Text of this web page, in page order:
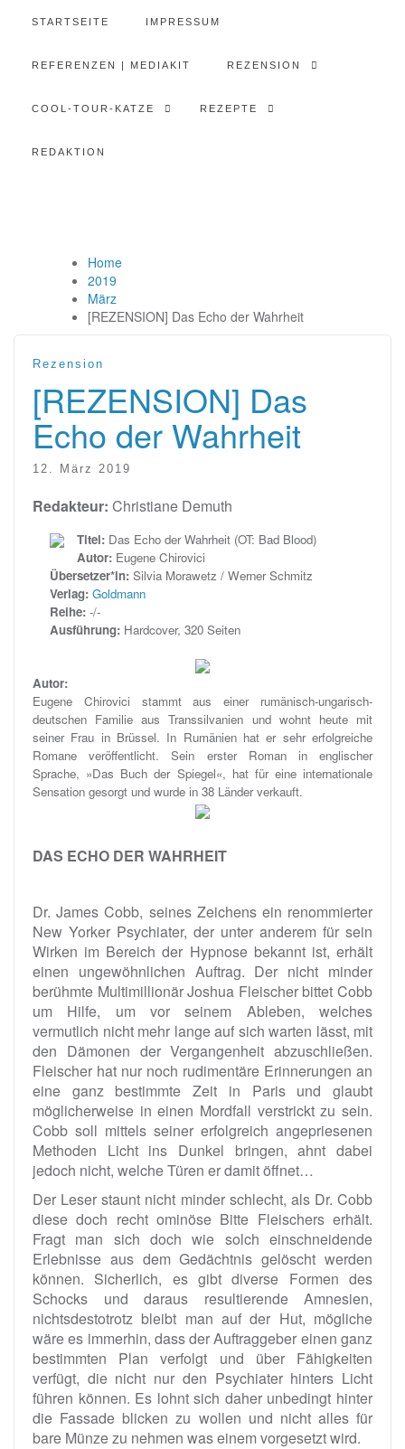
STARTSEITE IMPRESSUM
REFERENZEN | MEDIAKIT REZENSION
COOL-TOUR-KATZE REZEPTE
REDAKTION
Home
2019
März
[REZENSION] Das Echo der Wahrheit
Rezension
[REZENSION] Das
Echo der Wahrheit
12. März 2019
Redakteur: Christiane Demuth
Titel: Das Echo der Wahrheit (OT: Bad Blood)
Autor: Eugene Chirovici
Übersetzer*in: Silvia Morawetz / Werner Schmitz
Verlag: Goldmann
Reihe: -/-
Ausführung: Hardcover, 320 Seiten
Autor:
Eugene Chirovici stammt aus einer rumänisch-ungarisch-
deutschen Familie aus Transsilvanien und wohnt heute mit
seiner Frau in Brüssel. In Rumänien hat er sehr erfolgreiche
Romane veröffentlicht. Sein erster Roman in englischer
Sprache, »Das Buch der Spiegel«, hat für eine internationale
Sensation gesorgt und wurde in 38 Länder verkauft.
DAS ECHO DER WAHRHEIT
Dr. James Cobb, seines Zeichens ein renommierter
New Yorker Psychiater, der unter anderem für sein
Wirken im Bereich der Hypnose bekannt ist, erhält
einen ungewöhnlichen Auftrag. Der nicht minder
berühmte Multimillionär Joshua Fleischer bittet Cobb
um Hilfe, um vor seinem Ableben, welches
vermutlich nicht mehr lange auf sich warten lässt, mit
den Dämonen der Vergangenheit abzuschließen.
Fleischer hat nur noch rudimentäre Erinnerungen an
eine ganz bestimmte Zeit in Paris und glaubt
möglicherweise in einen Mordfall verstrickt zu sein.
Cobb soll mittels seiner erfolgreich angepriesenen
Methoden Licht ins Dunkel bringen, ahnt dabei
jedoch nicht, welche Türen er damit öffnet…
Der Leser staunt nicht minder schlecht, als Dr. Cobb
diese doch recht ominöse Bitte Fleischers erhält.
Fragt man sich doch wie solch einschneidende
Erlebnisse aus dem Gedächtnis gelöscht werden
können. Sicherlich, es gibt diverse Formen des
Schocks und daraus resultierende Amnesien,
nichtsdestotrotz bleibt man auf der Hut, mögliche
wäre es immerhin, dass der Auftraggeber einen ganz
bestimmten Plan verfolgt und über Fähigkeiten
verfügt, die nicht nur den Psychiater hinters Licht
führen können. Es lohnt sich daher unbedingt hinter
die Fassade blicken zu wollen und nicht alles für
bare Münze zu nehmen was einem vorgesetzt wird.